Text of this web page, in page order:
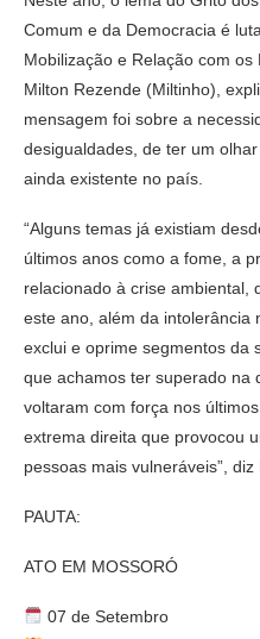
Comum e da Democracia é
Mobilização e Relação com os
Milton Rezende (Miltinho),
mensagem foi sobre a
desigualdades, de ter um
ainda existente no país.
“Alguns temas já existiam
últimos anos como a fome, a
relacionado à crise ambiental,
este ano, além da intolerância
exclui e oprime segmentos da
que achamos ter superado na
voltaram com força nos
extrema direita que provocou
pessoas mais vulneráveis”, diz
PAUTA:
ATO EM MOSSORÓ
07 de Setembro